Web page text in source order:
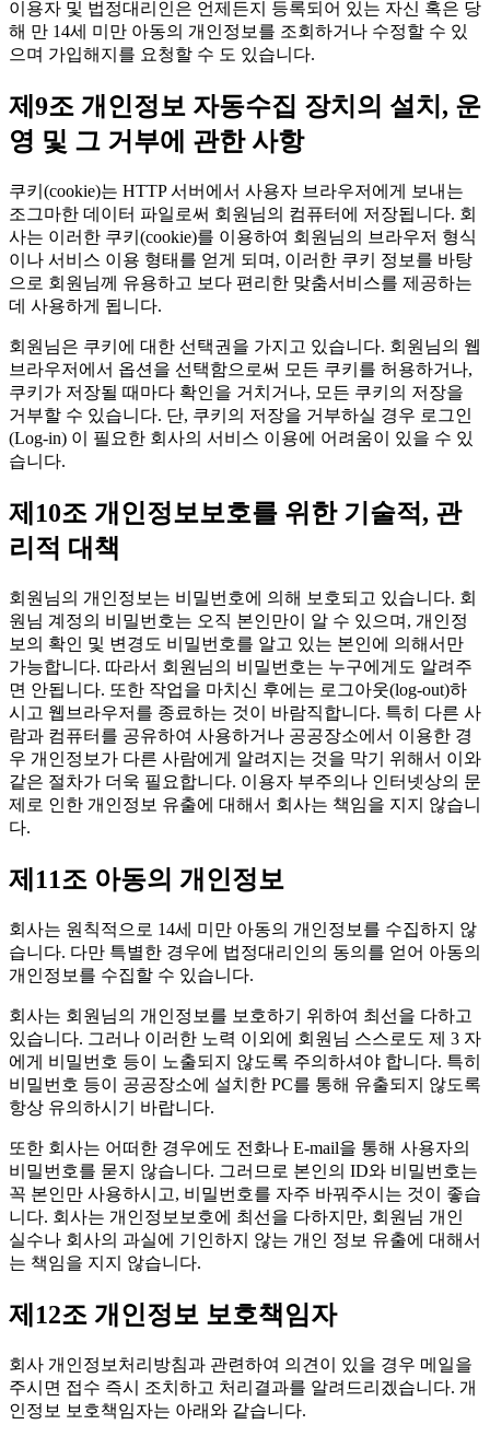
이용자 및 법정대리인은 언제든지 등록되어 있는 자신 혹은 당
해 만 14세 미만 아동의 개인정보를 조회하거나 수정할 수 있
으며 가입해지를 요청할 수 도 있습니다.
제9조 개인정보 자동수집 장치의 설치, 운
영 및 그 거부에 관한 사항
쿠키(cookie)는 HTTP 서버에서 사용자 브라우저에게 보내는
조그마한 데이터 파일로써 회원님의 컴퓨터에 저장됩니다. 회
사는 이러한 쿠키(cookie)를 이용하여 회원님의 브라우저 형식
이나 서비스 이용 형태를 얻게 되며, 이러한 쿠키 정보를 바탕
으로 회원님께 유용하고 보다 편리한 맞춤서비스를 제공하는
데 사용하게 됩니다.
회원님은 쿠키에 대한 선택권을 가지고 있습니다. 회원님의 웹
브라우저에서 옵션을 선택함으로써 모든 쿠키를 허용하거나,
쿠키가 저장될 때마다 확인을 거치거나, 모든 쿠키의 저장을
거부할 수 있습니다. 단, 쿠키의 저장을 거부하실 경우 로그인
(Log-in) 이 필요한 회사의 서비스 이용에 어려움이 있을 수 있
습니다.
제10조 개인정보보호를 위한 기술적, 관
리적 대책
회원님의 개인정보는 비밀번호에 의해 보호되고 있습니다. 회
원님 계정의 비밀번호는 오직 본인만이 알 수 있으며, 개인정
보의 확인 및 변경도 비밀번호를 알고 있는 본인에 의해서만
가능합니다. 따라서 회원님의 비밀번호는 누구에게도 알려주
면 안됩니다. 또한 작업을 마치신 후에는 로그아웃(log-out)하
시고 웹브라우저를 종료하는 것이 바람직합니다. 특히 다른 사
람과 컴퓨터를 공유하여 사용하거나 공공장소에서 이용한 경
우 개인정보가 다른 사람에게 알려지는 것을 막기 위해서 이와
같은 절차가 더욱 필요합니다. 이용자 부주의나 인터넷상의 문
제로 인한 개인정보 유출에 대해서 회사는 책임을 지지 않습니
다.
제11조 아동의 개인정보
회사는 원칙적으로 14세 미만 아동의 개인정보를 수집하지 않
습니다. 다만 특별한 경우에 법정대리인의 동의를 얻어 아동의
개인정보를 수집할 수 있습니다.
회사는 회원님의 개인정보를 보호하기 위하여 최선을 다하고
있습니다. 그러나 이러한 노력 이외에 회원님 스스로도 제 3 자
에게 비밀번호 등이 노출되지 않도록 주의하셔야 합니다. 특히
비밀번호 등이 공공장소에 설치한 PC를 통해 유출되지 않도록
항상 유의하시기 바랍니다.
또한 회사는 어떠한 경우에도 전화나 E-mail을 통해 사용자의
비밀번호를 묻지 않습니다. 그러므로 본인의 ID와 비밀번호는
꼭 본인만 사용하시고, 비밀번호를 자주 바꿔주시는 것이 좋습
니다. 회사는 개인정보보호에 최선을 다하지만, 회원님 개인
실수나 회사의 과실에 기인하지 않는 개인 정보 유출에 대해서
는 책임을 지지 않습니다.
제12조 개인정보 보호책임자
회사 개인정보처리방침과 관련하여 의견이 있을 경우 메일을
주시면 접수 즉시 조치하고 처리결과를 알려드리겠습니다. 개
인정보 보호책임자는 아래와 같습니다.